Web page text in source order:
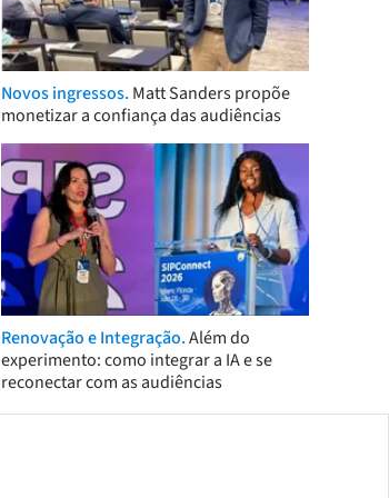
Novos ingressos. Matt Sanders propõe
monetizar a confiança das audiências
Renovação e Integração.Além do
experimento: como integrar a IA e se
reconectar com as audiências